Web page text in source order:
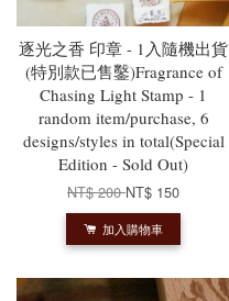
逐光之香 印章 - 1入隨機出貨
(特別款已售鑿)Fragrance of
Chasing Light Stamp - 1
random item/purchase, 6
designs/styles in total(Special
Edition - Sold Out)
NT$ 200NT$ 150
加入購物車